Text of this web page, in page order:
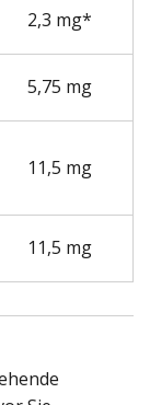
2,3 mg*
5,75 mg
11,5 mg
11,5 mg